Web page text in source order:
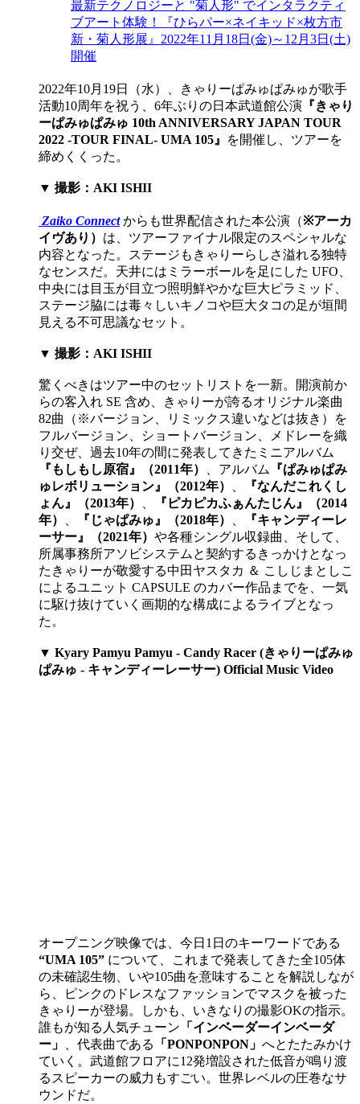
最新テクノロジーと "菊人形" でインタラクティ
ブアート体験！『ひらパー×ネイキッド×枚方市
新・菊人形展』2022年11月18日(金)～12月3日(土)
開催
2022年10月19日（水）、きゃりーぱみゅぱみゅが歌手
活動10周年を祝う、6年ぶりの日本武道館公演 『きゃり
ーぱみゅぱみゅ 10th ANNIVERSARY JAPAN TOUR
2022 -TOUR FINAL- UMA 105』
を開催し、ツアーを
締めくくった。
▼ 撮影：AKI ISHII
Zaiko Connectからも世界配信された本公演（※アーカ
イヴあり） は、ツアーファイナル限定のスペシャルな
内容となった。ステージもきゃりーらしさ溢れる独特
なセンスだ。天井にはミラーボールを足にした UFO、
中央には目玉が目立つ照明鮮やかな巨大ピラミッド、
ステージ脇には毒々しいキノコや巨大タコの足が垣間
見える不可思議なセット。
▼ 撮影：AKI ISHII
驚くべきはツアー中のセットリストを一新。開演前か
らの客入れ SE 含め、きゃりーが誇るオリジナル楽曲
82曲（※バージョン、リミックス違いなどは抜き）を
フルバージョン、ショートバージョン、メドレーを織
り交ぜ、過去10年の間に発表してきたミニアルバム
『もしもし原宿』（2011年）
、アルバム
『ぱみゅぱみ
ゅレボリューション』（2012年）
『なんだこれくし
ょん』（2013年）
『ピカピカふぁんたじん』（2014
年）
『じゃぱみゅ』（2018年）
『キャンディーレ
ーサー』（2021年） や各種シングル収録曲、そして、
所属事務所アソビシステムと契約するきっかけとなっ
たきゃりーが敬愛する中田ヤスタカ ＆ こしじまとしこ
によるユニット CAPSULE のカバー作品までを、一気
に駆け抜けていく画期的な構成によるライブとなっ
た。
▼ Kyary Pamyu Pamyu - Candy Racer (きゃりーぱみゅ
ぱみゅ - キャンディーレーサー) Official Music Video​
オープニング映像では、今日1日のキーワードである
“UMA 105” について、これまで発表してきた全105体
の未確認生物、いや105曲を意味することを解説しなが
ら、ピンクのドレスなファッションでマスクを被った
きゃりーが登場。しかも、いきなりの撮影OKの指示。
誰もが知る人気チューン 「インベーダーインベーダ
ー」
、代表曲である 「PONPONPON」 へとたたみかけ
ていく。武道館フロアに12発増設された低音が鳴り渡
るスピーカーの威力もすごい。世界レベルの圧巻なサ
ウンドだ。